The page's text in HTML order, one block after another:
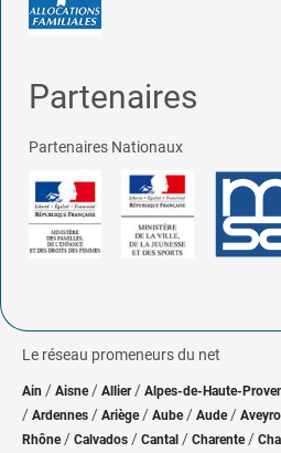
Partenaires
Partenaires Nationaux
Le réseau promeneurs du net
Ain / Aisne/ Allier/ Alpes-de-Haute-
/ Ardennes / Ariège/ Aube/ Aude /
Rhône/ Calvados / Cantal / Charente /